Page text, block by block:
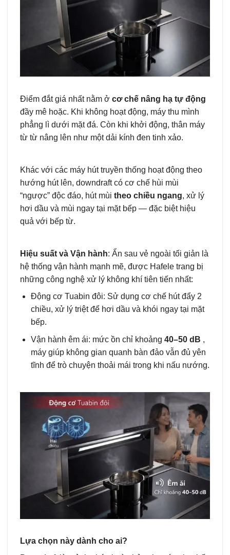
Điểm đắt giá nhất nằm ở cơ chế nâng hạ tự động
đầy mê hoặc. Khi không hoạt động, máy thu mình
phẳng lì dưới mặt đá. Còn khi khởi động, thân máy
từ từ nâng lên như một dải kính đen tinh xảo.
Khác với các máy hút truyền thống hoạt động theo
hướng hút lên, downdraft có cơ chế hùi mùi
“ngược” độc đáo, hút mùi theo chiều ngang, xử lý
hơi dầu và mùi ngay tại mặt bếp — đặc biệt hiệu
quả với bếp từ.
Hiệu suất và Vận hành: Ẩn sau vẻ ngoài tối giản là
hệ thống vận hành mạnh mẽ, được Hafele trang bị
những công nghệ xử lý không khí tiên tiến nhất:
Động cơ Tuabin đôi: Sử dụng cơ chế hút đẩy 2
chiều, xử lý triệt để hơi dầu và khói ngay tại mặt
bếp.
Vận hành êm ái: mức ồn chỉ khoảng 40–50 dB ,
máy giúp không gian quanh bàn đảo vẫn đủ yên
tĩnh để trò chuyện thoải mái trong khi nấu nướng.
Lựa chọn này dành cho ai?